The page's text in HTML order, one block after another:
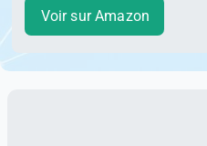
Voir sur Amazon